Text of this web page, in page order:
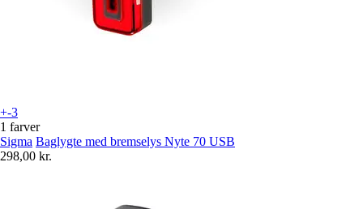
+-3
1 farver
Sigma Baglygte med bremselys Nyte 70 USB
298,00 kr.